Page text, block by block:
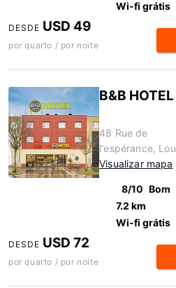
Wi-fi grátis
DESDE USD 49
por quarto / por noite
B&B
48 Rue de
l'espérance,
Visualizar mapa
8/10 Bom
7.2 km
Wi-fi grátis
DESDE USD 72
por quarto / por noite